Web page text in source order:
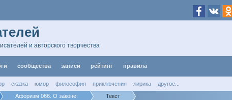
и авторского творчества
сообщества записи рейтинг правила
сказка юмор философия приключения лирика
другое...
Афоризм 066. О законе. Текст